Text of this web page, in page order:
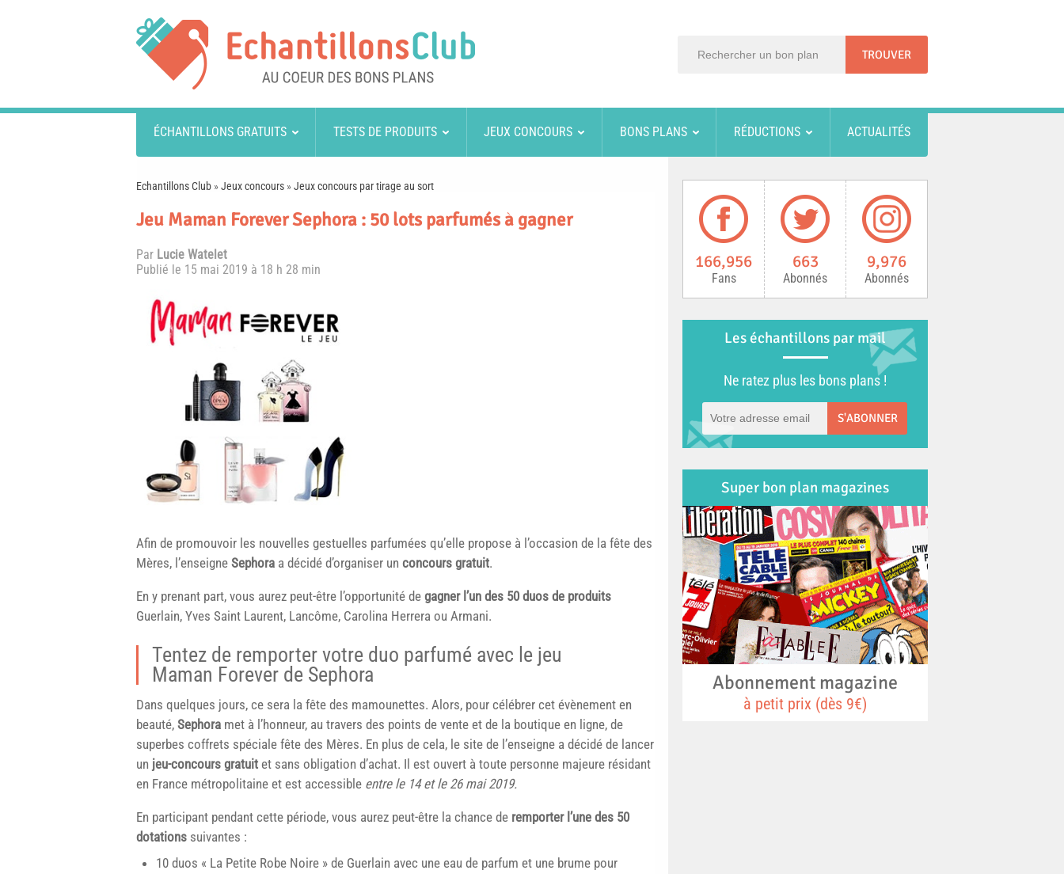
ÉCHANTILLONS GRATUITS TESTS DE PRODUITS JEUX CONCOURS BONS PLANS RÉDUCTIONS ACTUALITÉS
Echantillons Club »Jeux concours »Jeux concours par tirage au sort
Jeu Maman Forever Sephora : 50 lots parfumés à gagner
Par Lucie Watelet
Publié le 15 mai 2019 à 18 h 28 min
Afin de promouvoir les nouvelles gestuelles parfumées qu’elle propose à l’occasion de la fête des
Mères, l’enseigne Sephora a décidé d’organiser un concours gratuit.
En y prenant part, vous aurez peut-être l’opportunité de gagner l’un des 50 duos de produits
Guerlain, Yves Saint Laurent, Lancôme, Carolina Herrera ou Armani.
Tentez de remporter votre duo parfumé avec le jeu
Maman Forever de Sephora
Dans quelques jours, ce sera la fête des mamounettes. Alors, pour célébrer cet évènement en
beauté, Sephora met à l’honneur, au travers des points de vente et de la boutique en ligne, de
superbes coffrets spéciale fête des Mères. En plus de cela, le site de l’enseigne a décidé de lancer
un jeu-concours gratuit et sans obligation d’achat. Il est ouvert à toute personne majeure résidant
en France métropolitaine et est accessible entre le 14 et le 26 mai 2019.
En participant pendant cette période, vous aurez peut-être la chance de remporter l’une des 50
dotations suivantes :
10 duos « La Petite Robe Noire » de Guerlain avec une eau de parfum et une brume pour
166,956
Fans
663
Abonnés
9,976
Abonnés
Les échantillons par mail
Ne ratez plus les bons plans !
S'ABONNER
Super bon plan magazines
Abonnement magazine
à petit prix (dès 9€)